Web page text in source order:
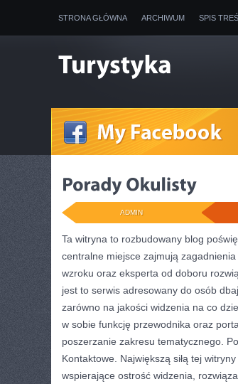
STRONA GŁÓWNA ARCHIWUM SPIS
ADMIN
Ta witryna to rozbudowany blog
centralne miejsce zajmują
wzroku oraz eksperta od doboru
jest to serwis adresowany do osób
zarówno na jakości widzenia na co
w sobie funkcję przewodnika oraz
poszerzanie zakresu tematycznego.
Kontaktowe. Największą siłą tej
wspierające ostrość widzenia,